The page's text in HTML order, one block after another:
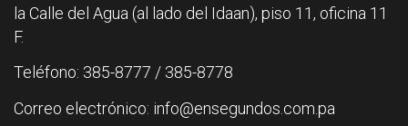
la Calle del Agua (al lado del Idaan), piso 11, oficina 11
F.
Teléfono: 385-8777 / 385-8778
Correo electrónico: info@ensegundos.com.pa